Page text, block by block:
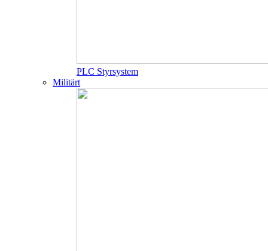
PLC Styrsystem
Militärt